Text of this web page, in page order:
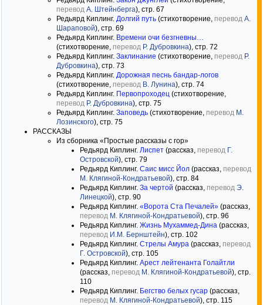
перевод А. Штейнберга), стр. 67
Редьярд Киплинг. Долгий путь (стихотворение, перевод А.
Шараповой), стр. 69
Редьярд Киплинг. Времени очи безгневны…
(стихотворение, перевод Р. Дубровкина), стр. 72
Редьярд Киплинг. Заклинание (стихотворение, перевод Р.
Дубровкина), стр. 73
Редьярд Киплинг. Дорожная песнь бандар-логов
(стихотворение, перевод В. Лунина), стр. 74
Редьярд Киплинг. Первопроходец (стихотворение,
перевод Р. Дубровкина), стр. 75
Редьярд Киплинг. Заповедь (стихотворение, перевод М.
Лозинского), стр. 75
РАССКАЗЫ
Из сборника «Простые рассказы с гор»
Редьярд Киплинг. Лиспет (рассказ, перевод Г.
Островской), стр. 79
Редьярд Киплинг. Саис мисс Йол (рассказ, перевод
М. Клягиной-Кондратьевой), стр. 84
Редьярд Киплинг. За чертой (рассказ, перевод Э.
Линецкой), стр. 90
Редьярд Киплинг. «Ворота Ста Печалей» (рассказ,
перевод М. Клягиной-Кондратьевой), стр. 96
Редьярд Киплинг. Жизнь Мухаммед-Дина (рассказ,
перевод И.М. Бернштейн), стр. 102
Редьярд Киплинг. Стрелы Амура (рассказ, перевод
Г. Островской), стр. 105
Редьярд Киплинг. Арест лейтенанта Голайтли
(рассказ, перевод М. Клягиной-Кондратьевой), стр.
110
Редьярд Киплинг. Бегство белых гусар (рассказ,
перевод М. Клягиной-Кондратьевой), стр. 115